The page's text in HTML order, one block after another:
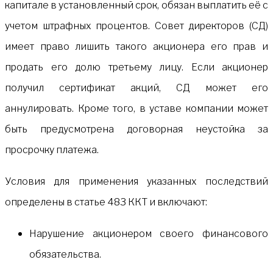
капитале в установленный срок, обязан выплатить её с
учетом штрафных процентов. Совет директоров (СД)
имеет право лишить такого акционера его прав и
продать его долю третьему лицу. Если акционер
получил сертификат акций, СД может его
аннулировать. Кроме того, в уставе компании может
быть предусмотрена договорная неустойка за
просрочку платежа.
Условия для применения указанных последствий
определены в статье 483 ККТ и включают:
Нарушение акционером своего финансового
обязательства.